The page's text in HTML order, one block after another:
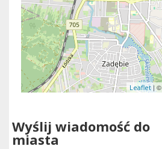
Leaflet| ©
Wyślij wiadomość do
miasta